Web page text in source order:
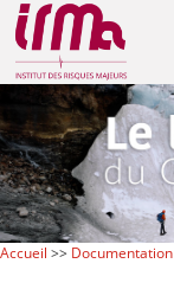
Accueil >> Documentation